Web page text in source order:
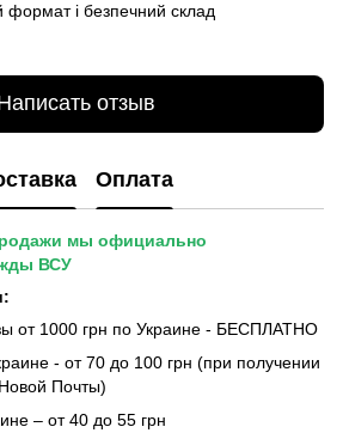
і безпечний склад
отзыв
Оплата
мы официально
ВСУ
от 1000 грн по Украине - БЕСПЛАТНО
- от 70 до 100 грн (при получении
Почты)
– от 40 до 55 грн